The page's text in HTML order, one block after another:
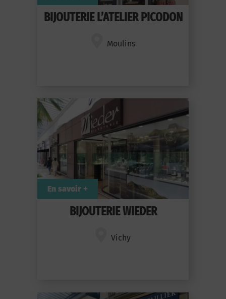
BIJOUTERIE L’ATELIER PICODON
Moulins
BIJOUTERIE WIEDER
Vichy
En savoir +